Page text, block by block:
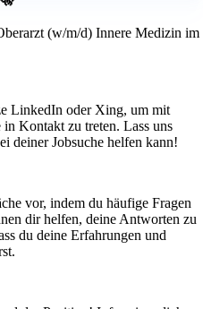
(w/m/d) Innere Medizin im
LinkedIn oder Xing, um mit
Kontakt zu treten. Lass uns
deiner Jobsuche helfen kann!
vor, indem du häufige Fragen
dir helfen, deine Antworten zu
du deine Erfahrungen und